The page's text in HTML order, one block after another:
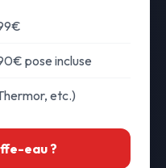
pose incluse
etc.)
eau ?